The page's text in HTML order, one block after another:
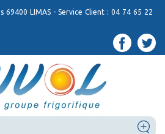
69400 LIMAS - Service Client : 04 74 65 22